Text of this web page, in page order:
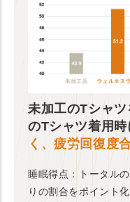
未加工のTシャ
のTシャツ着用時
く、疲労回復度
睡眠得点：トータル
りの割合をポイント